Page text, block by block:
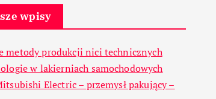
wpisy
metody produkcji nici technicznych
w lakierniach samochodowych
Electric – przemysł pakujący –